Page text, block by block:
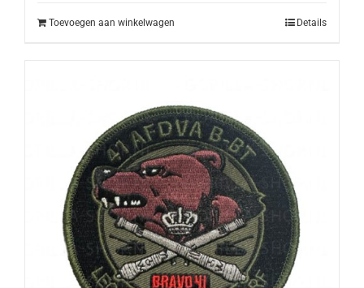
Toevoegen aan winkelwagen Details